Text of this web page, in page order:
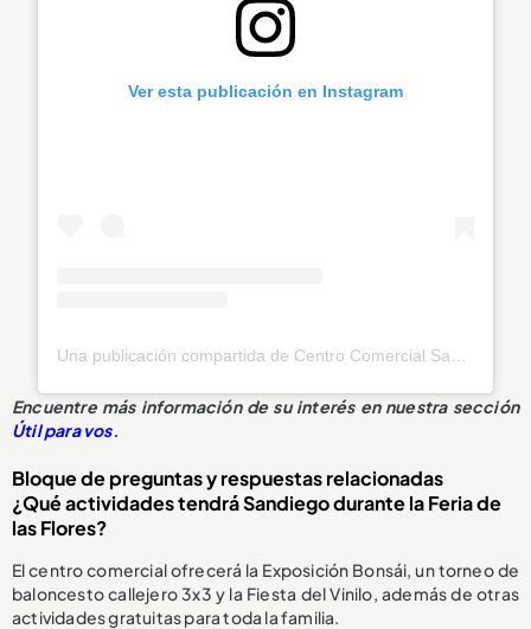
Ver esta publicación en Instagram
Encuentre más información de su interés en nuestra sección
Útil para vos.
Bloque de preguntas y respuestas relacionadas
¿Qué actividades tendrá Sandiego durante la Feria de
las Flores?
El centro comercial ofrecerá la Exposición Bonsái, un torneo de
baloncesto callejero 3x3 y la Fiesta del Vinilo, además de otras
actividades gratuitas para toda la familia.